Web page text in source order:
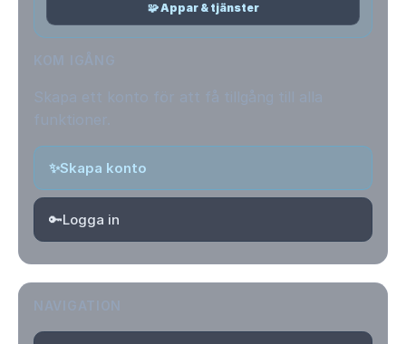
🧩 Appar & tjänster
✨Skapa konto
🔑Logga in